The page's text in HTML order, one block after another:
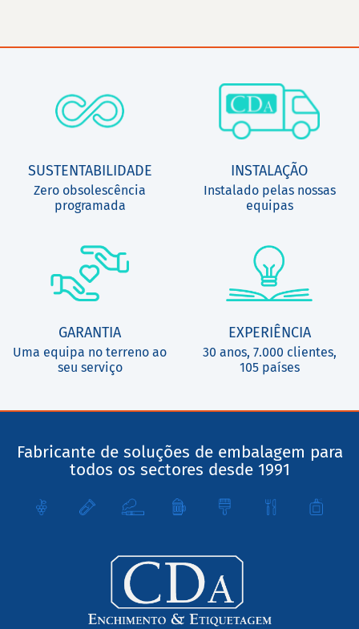
SUSTENTABILIDADE
Zero obsolescência
programada
INSTALAÇÃO
Instalado pelas nossas
equipas
GARANTIA
Uma equipa no terreno ao
seu serviço
EXPERIÊNCIA
30 anos, 7.000 clientes,
105 países
Fabricante de soluções de embalagem para
todos os sectores desde 1991